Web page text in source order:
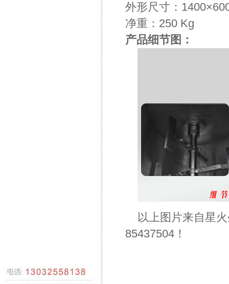
外形尺寸：
净重：250 Kg
产品细节图：
以上图片来自星
85437504！